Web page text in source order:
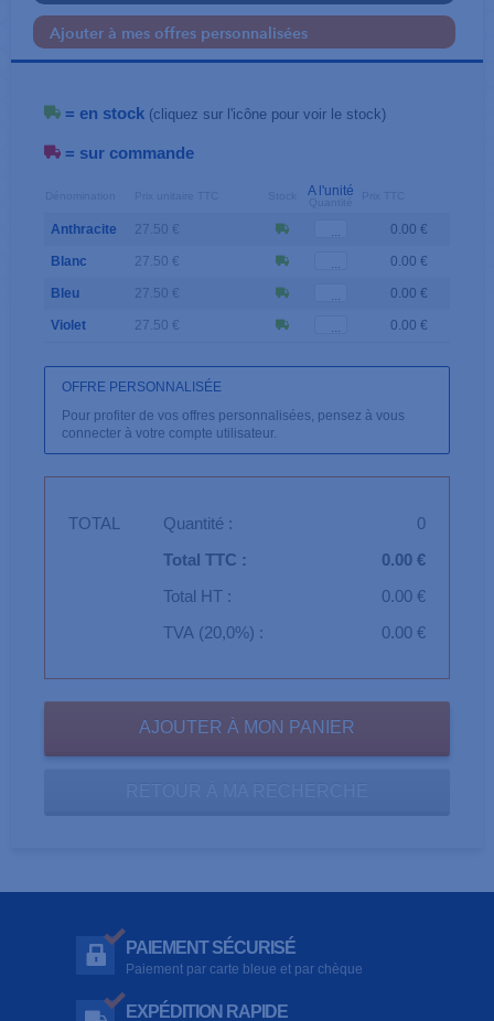
Ajouter à mes offres personnalisées
= en stock (cliquez sur l'icône pour voir le stock)
= sur commande
A l'unité
Anthracite 27.50 € 0.00 €
Blanc 27.50 € 0.00 €
Bleu 27.50 € 0.00 €
Violet 27.50 € 0.00 €
OFFRE PERSONNALISÉE
Pour profiter de vos offres personnalisées, pensez à vous
connecter à votre compte utilisateur.
TOTAL Quantité :
0
Total TTC :
0.00 €
Total HT :
0.00 €
TVA (20,0%) :
0.00 €
PAIEMENT SÉCURISÉ
Paiement par carte bleue et par chèque
EXPÉDITION RAPIDE